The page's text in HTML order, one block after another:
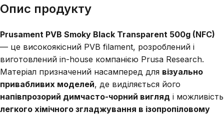
Опис продукту
Prusament PVB Smoky Black Transparent 500g (NFC)
— це високоякісний PVB filament, розроблений і
виготовлений in-house компанією Prusa Research.
Матеріал призначений насамперед для візуально
привабливих моделей, де виділяється його
напівпрозорий димчасто-чорний вигляд і можливість
легкого хімічного згладжування в ізопропіловому